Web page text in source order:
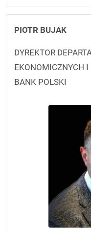
PIOTR BUJAK
DYREKTOR
EKONOMICZNYCH
BANK POLSKI